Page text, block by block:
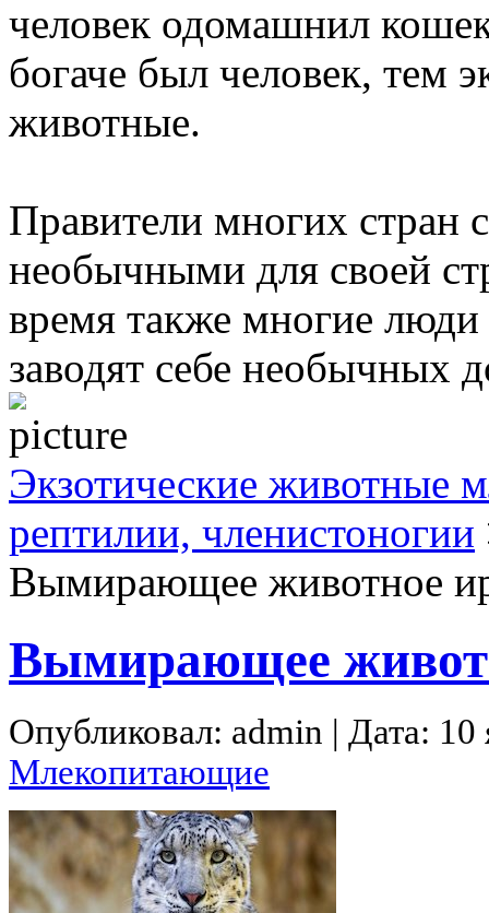
человек одомашнил
богаче был человек, тем
животные.
Правители многих стран
необычными для своей
время также многие люди
заводят себе
Экзотические животные
рептилии, членистоногии
Вымирающее животное
Вымирающее
Опубликовал: admin | Дата:
Млекопитающие